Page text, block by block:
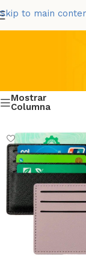
Skip to main
Mostrar
Columna